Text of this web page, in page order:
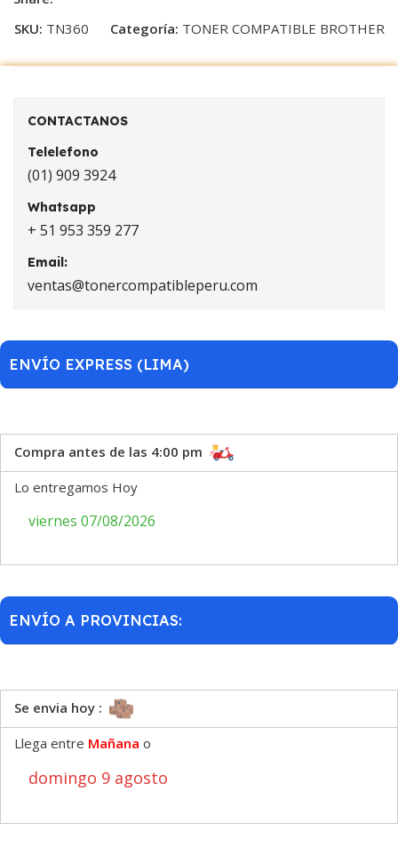
SKU: TN360 Categoría: TONER COMPATIBLE BROTHER
CONTACTANOS
Telelefono
(01) 909 3924
Whatsapp
+ 51 953 359 277
Email:
ventas@tonercompatibleperu.com
ENVÍO EXPRESS (LIMA)
Compra antes de las 4:00 pm
Lo entregamos Hoy
viernes 07/08/2026
ENVÍO A PROVINCIAS:
Se envia hoy :
Llega entre Mañana o
domingo 9 agosto